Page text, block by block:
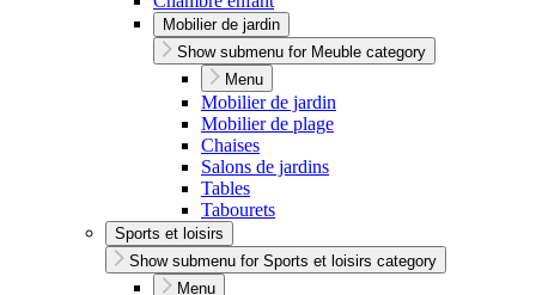
Mobilier de jardin
Show submenu for Meuble category
Menu
Mobilier de jardin
Mobilier de plage
Chaises
Salons de jardins
Tables
Tabourets
Sports et loisirs
Show submenu for Sports et loisirs category
Menu